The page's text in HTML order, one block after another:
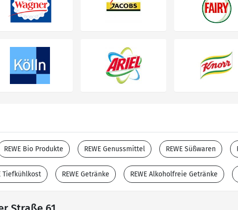
REWE Bio Produkte REWE Genussmittel REWE Süßwaren
Tiefkühlkost REWE Getränke REWE Alkoholfreie Getränke